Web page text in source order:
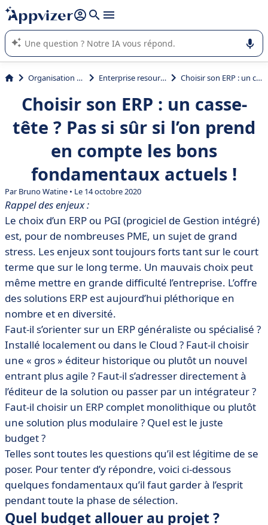
répondre (plusieurs lignes avec
L'IA de Appvizer vous guide dans l'utilisation ou la sélection de
logiciel SaaS en entreprise.
Organisation et planification Enterprise resource planning (ERP) Choisir son ERP : un casse-tête ? Pas si sûr si l’on prend en compte les bons fondamentaux actuels !
Choisir son ERP : un casse-
tête ? Pas si sûr si l’on prend
en compte les bons
fondamentaux actuels !
ParBruno Watine • Le 14 octobre 2020
Rappel des enjeux :
Le choix d’un ERP ou PGI (progiciel de Gestion intégré)
est, pour de nombreuses PME, un sujet de grand
stress. Les enjeux sont toujours forts tant sur le court
terme que sur le long terme. Un mauvais choix peut
même mettre en grande difficulté l’entreprise. L’offre
des solutions ERP est aujourd’hui pléthorique en
nombre et en diversité.
Faut-il s’orienter sur un ERP généraliste ou spécialisé ?
Installé localement ou dans le Cloud ? Faut-il choisir
une « gros » éditeur historique ou plutôt un nouvel
entrant plus agile ? Faut-il s’adresser directement à
l’éditeur de la solution ou passer par un intégrateur ?
Faut-il choisir un ERP complet monolithique ou plutôt
une solution plus modulaire ? Quel est le juste
budget ?
Telles sont toutes les questions qu’il est légitime de se
poser. Pour tenter d’y répondre, voici ci-dessous
quelques fondamentaux qu’il faut garder à l’esprit
pendant toute la phase de sélection.
Quel budget allouer au projet ?